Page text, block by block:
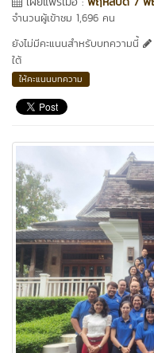
จำนวนผู้เข้าชม 1,696 คน
ยังไม่มีคะแนนสำหรับบทความนี้
ใต้
ให้คะแนนบทความ